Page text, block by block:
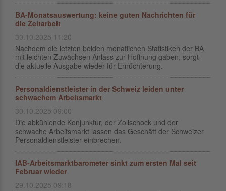
BA-Monatsauswertung: keine guten Nachrichten für
die Zeitarbeit
30.10.2025 11:20
Nachdem die letzten beiden monatlichen Statistiken der BA
mit leichten Zuwächsen Anlass zur Hoffnung gaben, sorgt
die aktuelle Ausgabe wieder für Ernüchterung.
Personaldienstleister in der Schweiz leiden unter
schwachem Arbeitsmarkt
30.10.2025 09:00
Die abkühlende Konjunktur, der Zollschock und der
schwache Arbeitsmarkt lassen das Geschäft der Schweizer
Personaldienstleister einbrechen.
IAB-Arbeitsmarktbarometer sinkt zum ersten Mal seit
Februar wieder
29.10.2025 09:18